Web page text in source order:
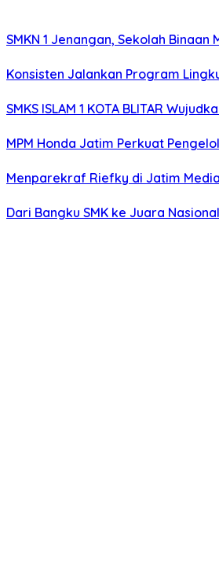
SMKN 1 Jenangan, Sekolah Binaan
Konsisten Jalankan Program
SMKS ISLAM 1 KOTA BLITAR
MPM Honda Jatim Perkuat
Menparekraf Riefky di Jatim
Dari Bangku SMK ke Juara